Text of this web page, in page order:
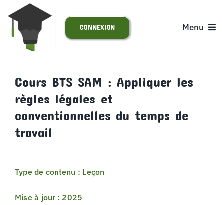
Passer
contenu
Menu
S’INSCRIRE
ACTUALITÉS
CONNEXION
Cours BTS SAM : Appliquer les
règles légales et
conventionnelles du temps de
travail
Type de contenu : Leçon
Mise à jour : 2025